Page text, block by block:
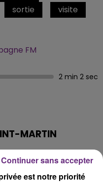
sortie visite
FM
2 min 2 sec
MARTIN
Ranch du Moulin Saint-
univers Western.
est notre priorité
Continuer sans accepter